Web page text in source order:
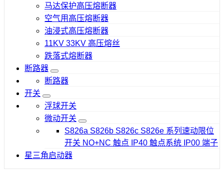
马达保护高压熔断器
空气用高压熔断器
油浸式高压熔断器
11KV 33KV 高压熔丝
跌落式熔断器
断路器
断路器
开关
浮球开关
微动开关
S826a S826b S826c S826e 系列速动限位
开关 NO+NC 触点 IP40 触点系统 IP00 端子
星三角启动器